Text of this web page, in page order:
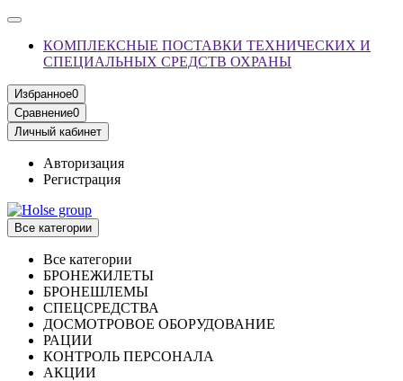
КОМПЛЕКСНЫЕ ПОСТАВКИ ТЕХНИЧЕСКИХ И
СПЕЦИАЛЬНЫХ СРЕДСТВ ОХРАНЫ
Избранное0
Сравнение0
Личный кабинет
Авторизация
Регистрация
Все категории
Все категории
БРОНЕЖИЛЕТЫ
БРОНЕШЛЕМЫ
СПЕЦСРЕДСТВА
ДОСМОТРОВОЕ ОБОРУДОВАНИЕ
РАЦИИ
КОНТРОЛЬ ПЕРСОНАЛА
АКЦИИ